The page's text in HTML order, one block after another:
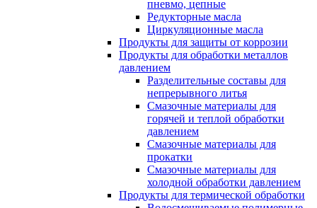
пневмо, цепные
Редукторные масла
Циркуляционные масла
Продукты для защиты от коррозии
Продукты для обработки металлов
давлением
Разделительные составы для
непрерывного литья
Смазочные материалы для
горячей и теплой обработки
давлением
Смазочные материалы для
прокатки
Смазочные материалы для
холодной обработки давлением
Продукты для термической обработки